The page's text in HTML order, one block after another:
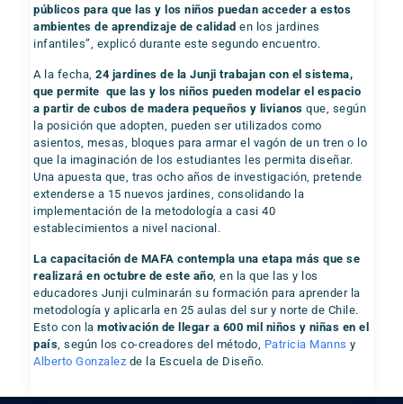
públicos para que las y los niños puedan acceder a estos
ambientes de aprendizaje de calidad en los jardines
infantiles”, explicó durante este segundo encuentro.
A la fecha,24 jardines de la Junji trabajan con el sistema,
que permite que las y los niños pueden modelar el espacio
a partir de cubos de madera pequeños y livianos que, según
la posición que adopten, pueden ser utilizados como
asientos, mesas, bloques para armar el vagón de un tren o lo
que la imaginación de los estudiantes les permita diseñar.
Una apuesta que, tras ocho años de investigación, pretende
extenderse a 15 nuevos jardines, consolidando la
implementación de la metodología a casi 40
establecimientos a nivel nacional.
La capacitación de MAFA contempla una etapa más que se
realizará en octubre de este año , en la que las y los
educadores Junji culminarán su formación para aprender la
metodología y aplicarla en 25 aulas del sur y norte de Chile.
Esto con lamotivación de llegar a 600 mil niños y niñas en el
país , según los co-creadores del método, Patricia Manns y
Alberto Gonzalez de la Escuela de Diseño.